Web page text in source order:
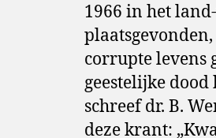
1966 in het
corrupte levens
geestelijke dood
schreef dr. B.
deze krant: